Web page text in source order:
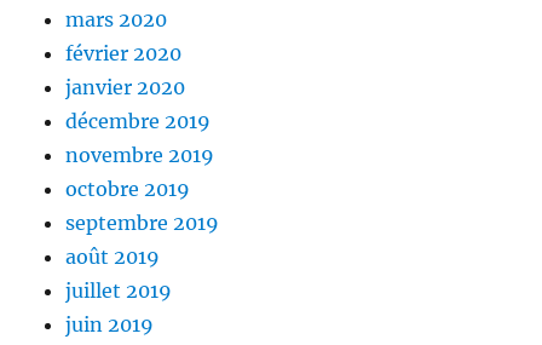
mars 2020
février 2020
janvier 2020
décembre 2019
novembre 2019
octobre 2019
septembre 2019
août 2019
juillet 2019
juin 2019